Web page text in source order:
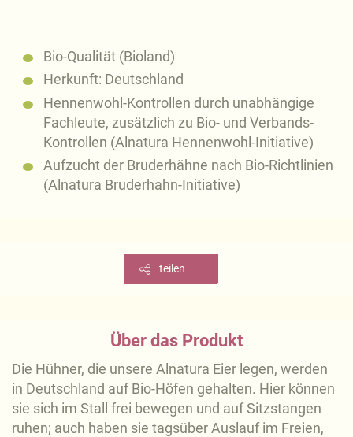
Bio-Qualität (Bioland)
Herkunft: Deutschland
Hennenwohl-Kontrollen durch unabhängige
Fachleute, zusätzlich zu Bio- und Verbands-
Kontrollen (Alnatura Hennenwohl-Initiative)
Aufzucht der Bruderhähne nach Bio-Richtlinien
(Alnatura Bruderhahn-Initiative)
teilen
Über das Produkt
Die Hühner, die unsere Alnatura Eier legen, werden
in Deutschland auf Bio-Höfen gehalten. Hier können
sie sich im Stall frei bewegen und auf Sitzstangen
ruhen; auch haben sie tagsüber Auslauf im Freien,